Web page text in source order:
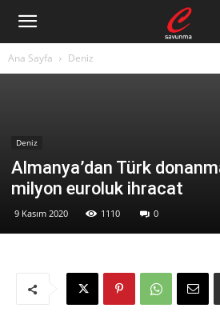
Ana Sayfa Deniz
Deniz
Almanya’dan Türk
milyon euroluk ihracat
9 Kasım 2020 1110 0